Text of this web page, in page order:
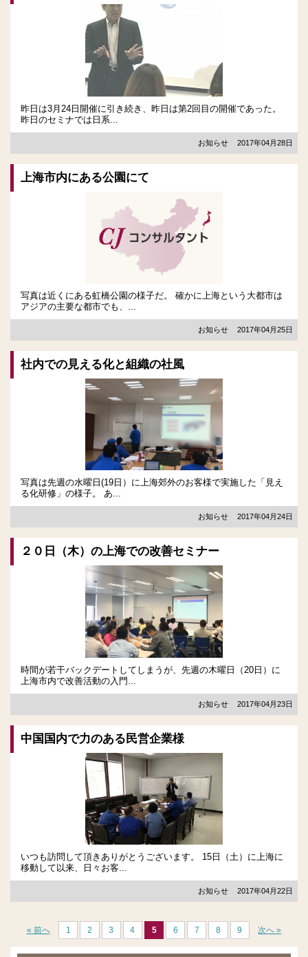
昨日は3月24日開催に引き続き、昨日は第2回目の開催であった。
昨日のセミナでは日系...
お知らせ 2017年04月28日
上海市内にある公園にて
写真は近くにある虹橋公園の様子だ。 確かに上海という大都市は
アジアの主要な都市でも、...
お知らせ 2017年04月25日
社内での見える化と組織の社風
写真は先週の水曜日(19日）に上海郊外のお客様で実施した「見え
る化研修」の様子。 あ...
お知らせ 2017年04月24日
２０日（木）の上海での改善セミナー
時間が若干バックデートしてしまうが、先週の木曜日（20日）に
上海市内で改善活動の入門...
お知らせ 2017年04月23日
中国国内で力のある民営企業様
いつも訪問して頂きありがとうございます。 15日（土）に上海に
移動して以来、日々お客...
お知らせ 2017年04月22日
« 前へ 1 2 3 4 5 6 7 8 9 次へ »